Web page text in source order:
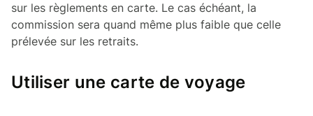
sur les règlements en carte. Le cas échéant, la
commission sera quand même plus faible que celle
prélevée sur les retraits.
Utiliser une carte de voyage